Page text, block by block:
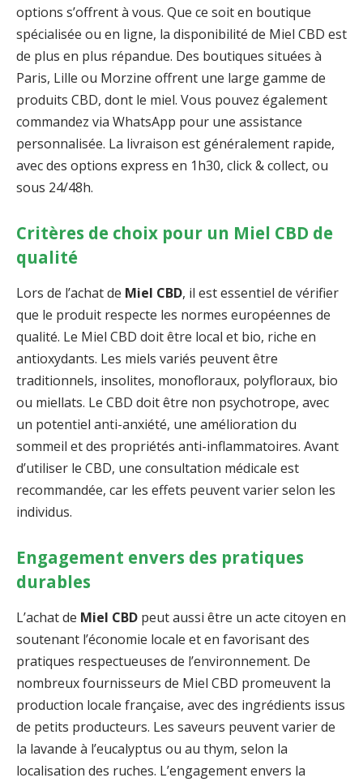
options s’offrent à vous. Que ce soit en boutique
spécialisée ou en ligne, la disponibilité de Miel CBD est
de plus en plus répandue. Des boutiques situées à
Paris, Lille ou Morzine offrent une large gamme de
produits CBD, dont le miel. Vous pouvez également
commandez via WhatsApp pour une assistance
personnalisée. La livraison est généralement rapide,
avec des options express en 1h30, click & collect, ou
sous 24/48h.
Critères de choix pour un Miel CBD de
qualité
Lors de l’achat de Miel CBD, il est essentiel de vérifier
que le produit respecte les normes européennes de
qualité. Le Miel CBD doit être local et bio, riche en
antioxydants. Les miels variés peuvent être
traditionnels, insolites, monofloraux, polyfloraux, bio
ou miellats. Le CBD doit être non psychotrope, avec
un potentiel anti-anxiété, une amélioration du
sommeil et des propriétés anti-inflammatoires. Avant
d’utiliser le CBD, une consultation médicale est
recommandée, car les effets peuvent varier selon les
individus.
Engagement envers des pratiques
durables
L’achat de Miel CBD peut aussi être un acte citoyen en
soutenant l’économie locale et en favorisant des
pratiques respectueuses de l’environnement. De
nombreux fournisseurs de Miel CBD promeuvent la
production locale française, avec des ingrédients issus
de petits producteurs. Les saveurs peuvent varier de
la lavande à l’eucalyptus ou au thym, selon la
localisation des ruches. L’engagement envers la